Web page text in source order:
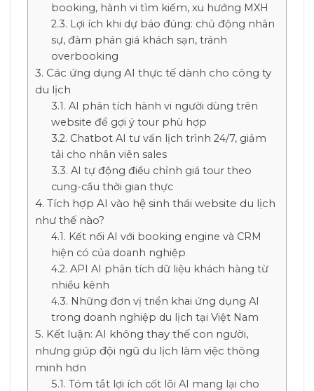
booking, hành vi tìm kiếm, xu hướng MXH
Lợi ích khi dự báo đúng: chủ động nhân
sự, đàm phán giá khách sạn, tránh
overbooking
Các ứng dụng AI thực tế dành cho công ty
du lịch
AI phân tích hành vi người dùng trên
website để gợi ý tour phù hợp
Chatbot AI tư vấn lịch trình 24/7, giảm
tải cho nhân viên sales
AI tự động điều chỉnh giá tour theo
cung-cầu thời gian thực
Tích hợp AI vào hệ sinh thái website du lịch
như thế nào?
Kết nối AI với booking engine và CRM
hiện có của doanh nghiệp
API AI phân tích dữ liệu khách hàng từ
nhiều kênh
Những đơn vị triển khai ứng dụng AI
trong doanh nghiệp du lịch tại Việt Nam
Kết luận: AI không thay thế con người,
nhưng giúp đội ngũ du lịch làm việc thông
minh hơn
Tóm tắt lợi ích cốt lõi AI mang lại cho